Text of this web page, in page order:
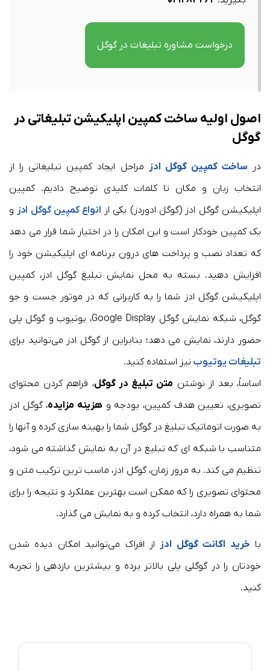
درخواست مشاوره تبلیغات در گوگل
اصول اولیه ساخت کمپین اپلیکیشن تبلیغاتی در
گوگل
در ساخت کمپین گوگل ادز مراحل ایجاد کمپین تبلیغاتی را از
انتخاب زبان و مکان تا کلمات کلیدی توضیح دادیم. کمپین
اپلیکیشن گوگل ادز (گوگل ادوردز) یکی از انواع کمپین گوگل ادز و
یک کمپین خودکار است و این امکان را در اختیار شما قرار می دهد
که تعداد نصب و پرداخت های درون برنامه ای اپلیکیشن خود را
افزایش دهید. بسته به محل نمایش تبلیغ گوگل ادز، کمپین
اپلیکیشن گوگل ادز شما را به کاربرانی که در موتور جست و جو
گوگل، شبکه نمایش گوگل Google Display، یوتیوب و گوگل پلی
حضور دارند، نمایش می دهد؛ بنابراین از گوگل ادز می‌توانید برای
تبلیغات یوتیوب نیز استفاده کنید.
اساساً، بعد از نوشتن متن تبلیغ در گوگل، فراهم کردن محتوای
تصویری، تعیین هدف کمپین، بودجه و هزینه مزایده، گوگل ادز
به صورت اتوماتیک تبلیغ در گوگل شما را بهینه سازی کرده و آنها را
متناسب با شبکه ای که تبلیغ در آن به نمایش گذاشته می شود،
تنظیم می کند. به مرور زمان، گوگل ادز، ماسب ترین ترکیب متن و
محتوای تصویری را که ممکن است بهترین عملکرد و نتیجه را برای
شما به همراه دارد، انتخاب کرده و به نمایش می گذارد.
با خرید اکانت گوگل ادز از افراک می‌توانید امکان دیده شدن
خودتان را در گوگلی پلی بالاتر برده و بیشترین بازدهی را تجربه
کنید.